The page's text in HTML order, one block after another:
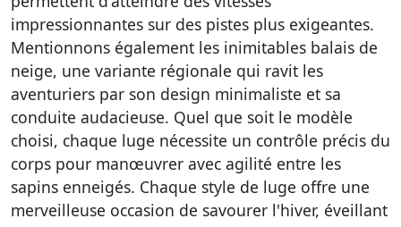
impressionnantes sur des pistes plus exigeantes.
Mentionnons également les inimitables balais de
neige, une variante régionale qui ravit les
aventuriers par son design minimaliste et sa
conduite audacieuse. Quel que soit le modèle
choisi, chaque luge nécessite un contrôle précis du
corps pour manœuvrer avec agilité entre les
sapins enneigés. Chaque style de luge offre une
merveilleuse occasion de savourer l'hiver, éveillant